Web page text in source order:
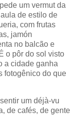
um vermut da
de estilo de
com frutas
jamón
no balcão e
o pôr do sol visto
a cidade ganha
fotogênico do que
um déjà-vu
de cafés, de gente